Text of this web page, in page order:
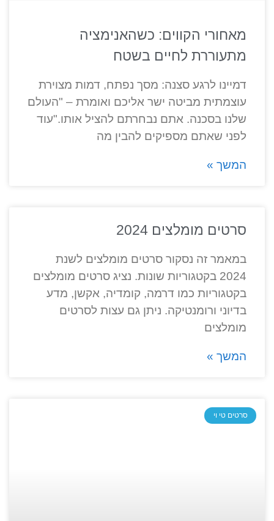
מאחורי הקווים: כשהאנימציה
מתעוררת לחיים בשטח
דמיינו לרגע סצנה: מסך נפתח, דמות מצוירת
עוצמתית מביטה ישר אליכם ואומרת – "העולם
שלנו בסכנה. אתם נבחרתם להציל אותו."עוד
לפני שאתם מספיקים להבין מה
המשך »
סרטים מומלצים 2024
במאמר זה נסקור סרטים מומלצים לשנת
2024 בקטגוריות שונות. נציג סרטים מומלצים
בקטגוריות כמו דרמה, קומדיה, אקשן, מדע
בדיוני ורומנטיקה. ניתן גם עצות לסרטים
מומלצים
המשך »
סרטים טי וי